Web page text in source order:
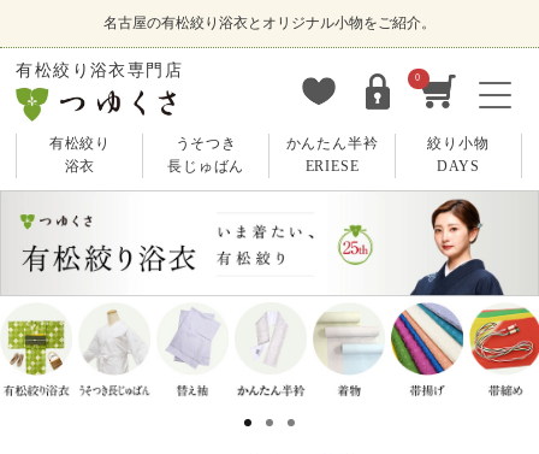
名古屋の有松絞り浴衣とオリジナル小物をご紹介。
有松絞り浴衣専門店 0
有松絞り
浴衣
うそつき
長じゅばん
かんたん半衿
ERIESE
絞り小物
DAYS